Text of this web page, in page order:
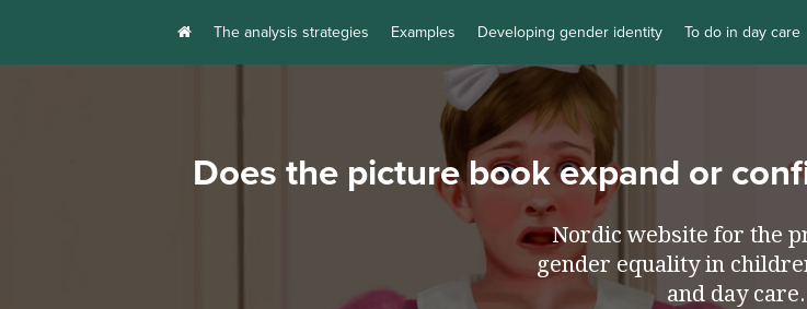
The analysis strategies Examples Developing gender identity To do in day care
Does the picture book expand or
Nordic website for the
gender equality in
and day care.